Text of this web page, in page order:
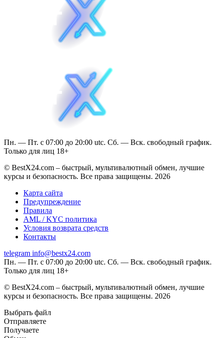
Пн. — Пт. с 07:00 до 20:00 utc. Сб. — Вск. свободный график.
Только для лиц 18+
© BestX24.com – быстрый, мультивалютный обмен, лучшие
курсы и безопасность. Все права защищены. 2026
Карта сайта
Предупреждение
Правила
AML / KYC политика
Условия возврата средств
Контакты
telegram info@bestx24.com
Пн. — Пт. с 07:00 до 20:00 utc. Сб. — Вск. свободный график.
Только для лиц 18+
© BestX24.com – быстрый, мультивалютный обмен, лучшие
курсы и безопасность. Все права защищены. 2026
Выбрать файл
Отправляете
Получаете